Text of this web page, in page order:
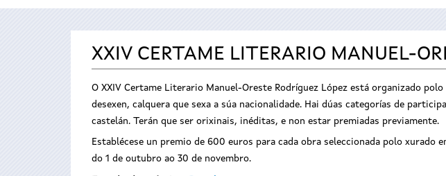
principal
está
aquí
XXIV CERTAME LITERARIO MANUEL-
O XXIV Certame Literario Manuel-Oreste Rodríguez López está organizado
desexen, calquera que sexa a súa nacionalidade. Hai dúas categorías de
castelán. Terán que ser orixinais, inéditas, e non estar premiadas previamente.
Establécese un premio de 600 euros para cada obra seleccionada polo xurado
do 1 de outubro ao 30 de novembro.